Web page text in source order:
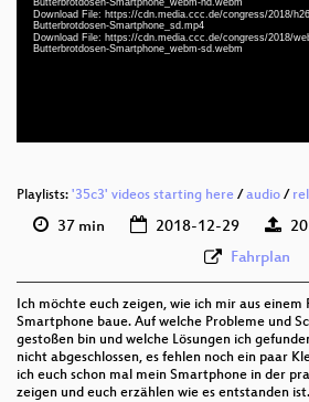
Download File: https://cdn.media.ccc.de/congress/2018/
Butterbrotdosen-Smartphone_sd.mp4
Download File: https://cdn.media.ccc.de/congress/2018/
Butterbrotdosen-Smartphone_webm-sd.webm
deu-
Playlists: '35c3' videos starting here /audio /
37 min 2018-12-29
Fahrplan
Ich möchte euch zeigen, wie ich mir aus einem
Smartphone baue. Auf welche Probleme und
gestoßen bin und welche Lösungen ich
nicht abgeschlossen, es fehlen noch ein paar
ich euch schon mal mein Smartphone in der
zeigen und euch erzählen wie es entstanden ist.